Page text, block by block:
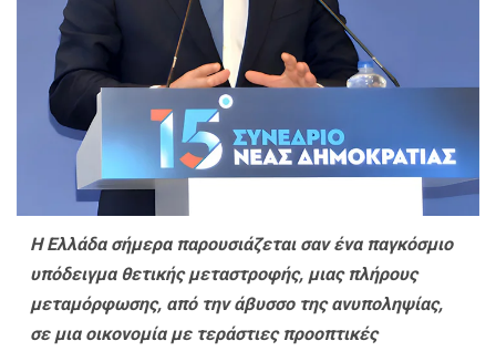
Η Ελλάδα σήμερα παρουσιάζεται σαν ένα παγκόσμιο
υπόδειγμα θετικής μεταστροφής, μιας πλήρους
μεταμόρφωσης, από την άβυσσο της ανυποληψίας,
σε μια οικονομία με τεράστιες προοπτικές